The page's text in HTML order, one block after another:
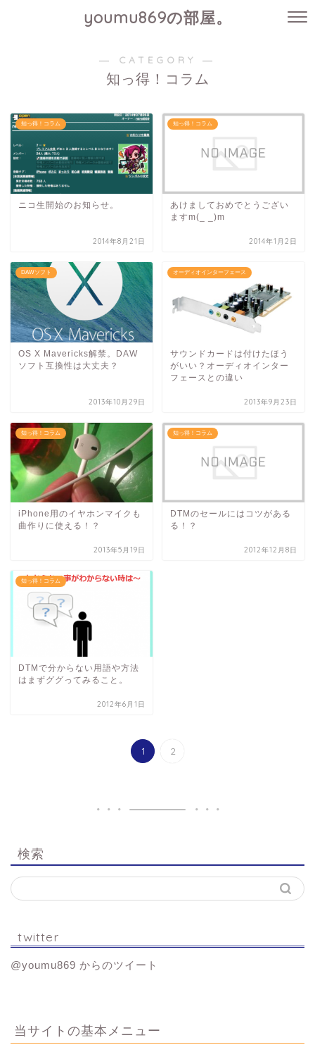
youmu869の部屋。
― CATEGORY ―
知っ得！コラム
知っ得！コラム
ニコ生開始のお知らせ。
2014年8月21日
知っ得！コラム
あけましておめでとうござい
ますm(_ _)m
2014年1月2日
DAWソフト
OS X Mavericks解禁。DAW
ソフト互換性は大丈夫？
2013年10月29日
オーディオインターフェース
サウンドカードは付けたほう
がいい？オーディオインター
フェースとの違い
2013年9月23日
知っ得！コラム
iPhone用のイヤホンマイクも
曲作りに使える！？
2013年5月19日
知っ得！コラム
DTMのセールにはコツがある
る！？
2012年12月8日
知っ得！コラム
DTMで分からない用語や方法
はまずググってみること。
2012年6月1日
1 2
検索
twitter
@youmu869 からのツイート
当サイトの基本メニュー